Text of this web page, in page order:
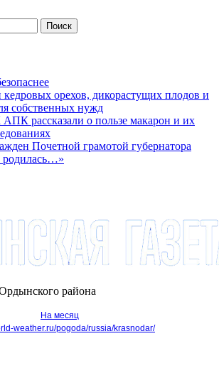
кедровых орехов, дикорастущих плодов и
собственных нужд
рассказали о пользе макарон и их
Почетной грамотой губернатора
родилась…»
района
На месяц
weather.ru/pogoda/russia/krasnodar/